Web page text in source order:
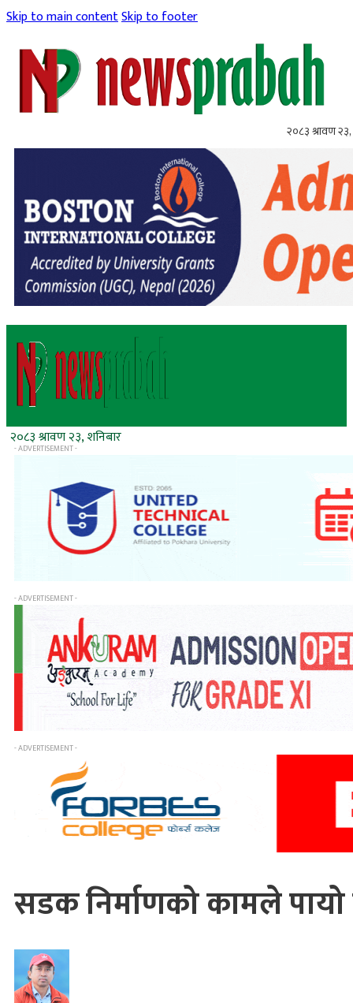
Skip to main contentSkip to footer
२०८३ श्रावण २३,
२०८३ श्रावण २३, शनिबार
- ADVERTISEMENT -
- ADVERTISEMENT -
- ADVERTISEMENT -
सडक निर्माणको कामले पायो